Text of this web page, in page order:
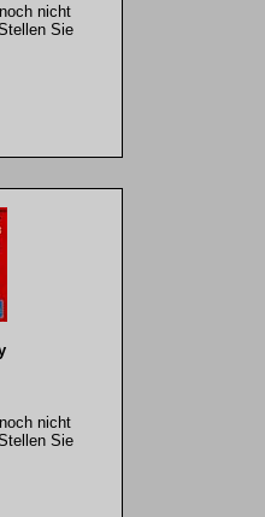
nicht
Sie
nicht
Sie